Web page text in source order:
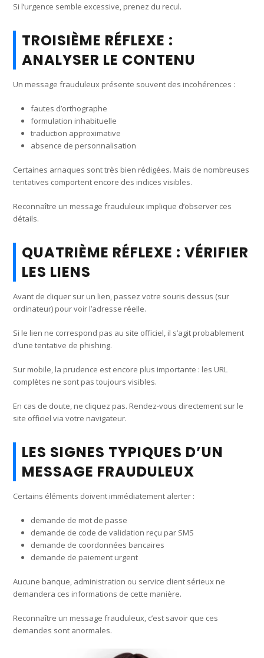
Si l’urgence semble excessive, prenez du recul.
TROISIÈME RÉFLEXE :
ANALYSER LE CONTENU
Un message frauduleux présente souvent des incohérences :
fautes d’orthographe
formulation inhabituelle
traduction approximative
absence de personnalisation
Certaines arnaques sont très bien rédigées. Mais de nombreuses
tentatives comportent encore des indices visibles.
Reconnaître un message frauduleux implique d’observer ces
détails.
QUATRIÈME RÉFLEXE : VÉRIFIER
LES LIENS
Avant de cliquer sur un lien, passez votre souris dessus (sur
ordinateur) pour voir l’adresse réelle.
Si le lien ne correspond pas au site officiel, il s’agit probablement
d’une tentative de phishing.
Sur mobile, la prudence est encore plus importante : les URL
complètes ne sont pas toujours visibles.
En cas de doute, ne cliquez pas. Rendez-vous directement sur le
site officiel via votre navigateur.
LES SIGNES TYPIQUES D’UN
MESSAGE FRAUDULEUX
Certains éléments doivent immédiatement alerter :
demande de mot de passe
demande de code de validation reçu par SMS
demande de coordonnées bancaires
demande de paiement urgent
Aucune banque, administration ou service client sérieux ne
demandera ces informations de cette manière.
Reconnaître un message frauduleux, c’est savoir que ces
demandes sont anormales.